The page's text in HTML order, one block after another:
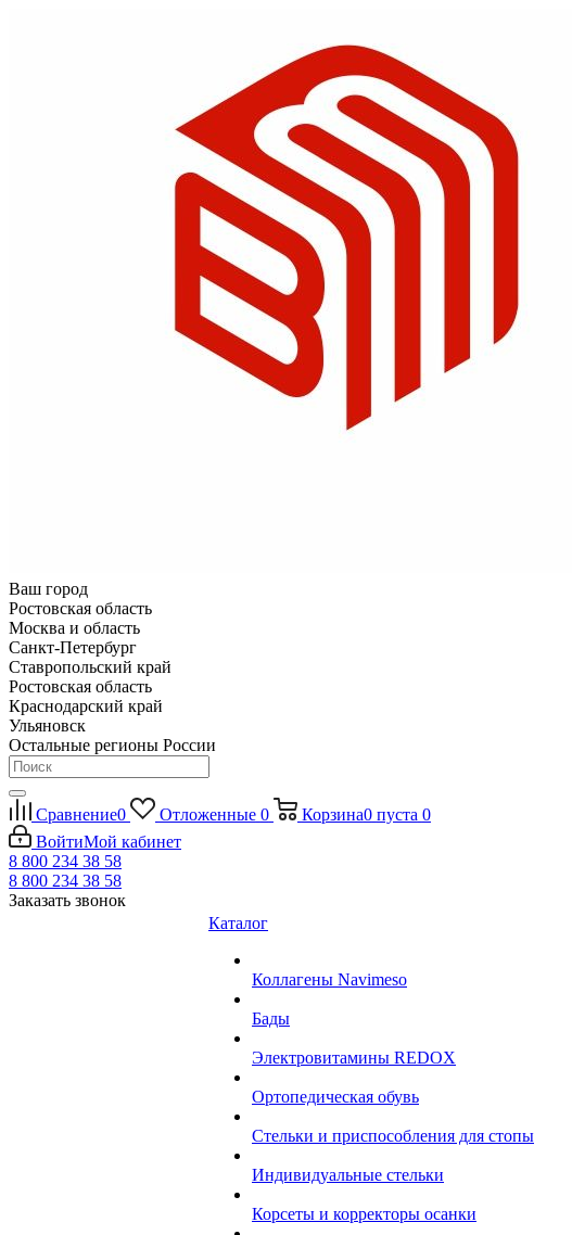
Ваш город
Ростовская область
Москва и область
Санкт-Петербург
Ставропольский край
Ростовская область
Краснодарский край
Ульяновск
Остальные регионы России
Сравнение0 Отложенные 0 Корзина0 пуста 0
ВойтиМой кабинет
8 800 234 38 58
8 800 234 38 58
Заказать звонок
Каталог
Коллагены Navimeso
Бады
Электровитамины REDOX
Ортопедическая обувь
Стельки и приспособления для стопы
Индивидуальные стельки
Корсеты и корректоры осанки